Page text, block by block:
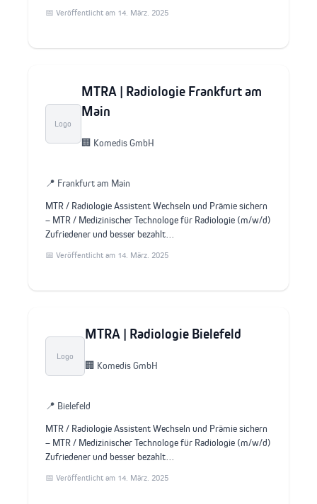
📅 Veröffentlicht am 14. März. 2025
Logo
MTRA | Radiologie Frankfurt am
Main
🏢 Komedis GmbH
📍 Frankfurt am Main
MTR / Radiologie Assistent Wechseln und Prämie sichern
– MTR / Medizinischer Technologe für Radiologie (m/w/d)
Zufriedener und besser bezahlt…
📅 Veröffentlicht am 14. März. 2025
Logo
MTRA | Radiologie Bielefeld
🏢 Komedis GmbH
📍 Bielefeld
MTR / Radiologie Assistent Wechseln und Prämie sichern
– MTR / Medizinischer Technologe für Radiologie (m/w/d)
Zufriedener und besser bezahlt…
📅 Veröffentlicht am 14. März. 2025